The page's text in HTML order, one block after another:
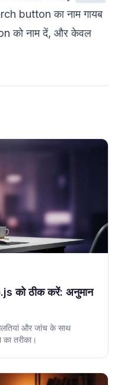
button का नाम गायब
को नाम दें, और केवल
को ठीक करें: अनुमान
और जांच के साथ
तरीका।